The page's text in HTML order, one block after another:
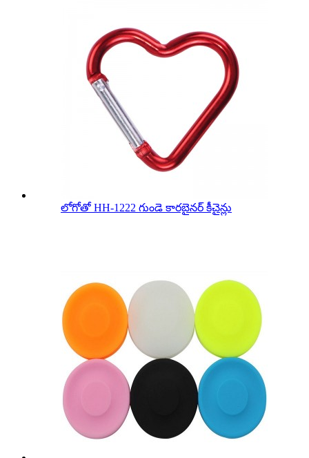
లోగోతో HH-1222 గుండె కారబైనర్ కీచైన్లు